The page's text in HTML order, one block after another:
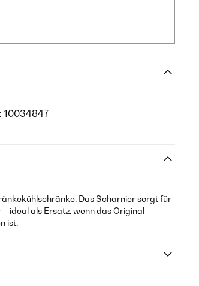
10034847
Das Scharnier sorgt für
ideal als Ersatz, wenn das Original-
ist.